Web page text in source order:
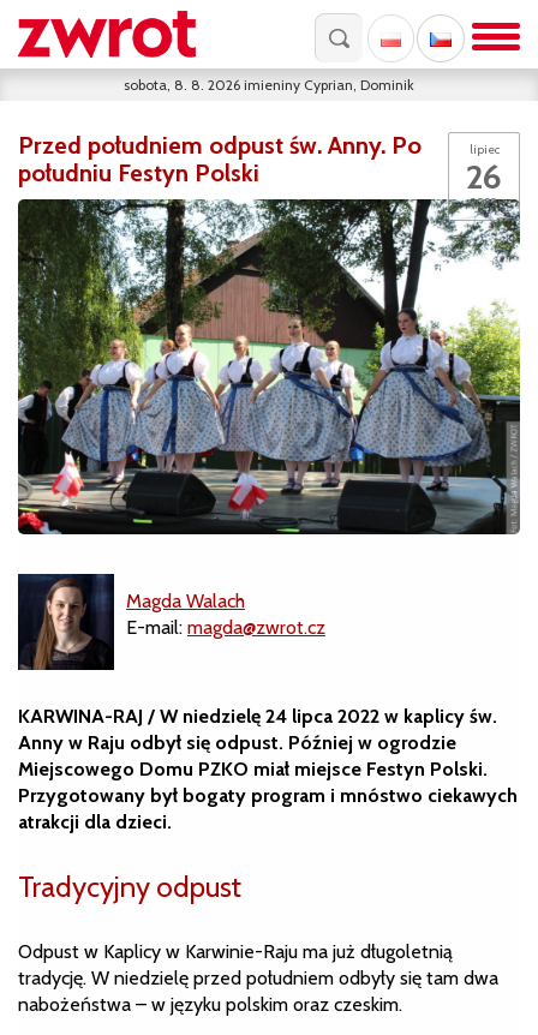
sobota, 8. 8. 2026 imieniny Cyprian, Dominik
lipiec
26
2022
Przed południem odpust św. Anny. Po
południu Festyn Polski
Magda Walach
E-mail: magda@zwrot.cz
KARWINA-RAJ / W niedzielę 24 lipca 2022 w kaplicy św.
Anny w Raju odbył się odpust. Później w ogrodzie
Miejscowego Domu PZKO miał miejsce Festyn Polski.
Przygotowany był bogaty program i mnóstwo ciekawych
atrakcji dla dzieci.
Tradycyjny odpust
Odpust w Kaplicy w Karwinie-Raju ma już długoletnią
tradycję. W niedzielę przed południem odbyły się tam dwa
nabożeństwa – w języku polskim oraz czeskim.